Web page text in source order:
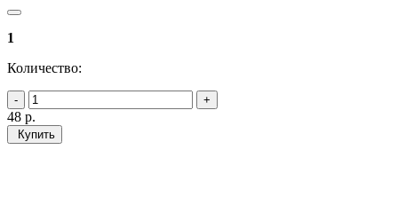
1
Количество:
48 р.
Купить